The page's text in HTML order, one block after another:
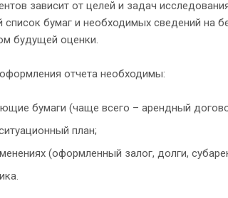
зависит от целей и задач
список бумаг и необходимых сведений на
будущей оценки.
отчета необходимы:
бумаги (чаще всего – арендный
план;
(оформленный залог, долги,